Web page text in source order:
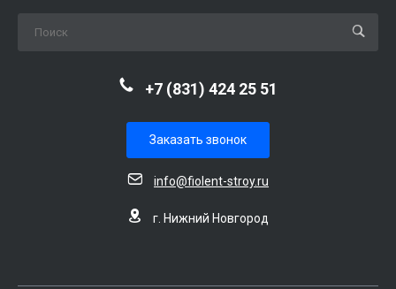
+7 (831) 424 25 51
Заказать звонок
info@fiolent-stroy.ru
г. Нижний Новгород